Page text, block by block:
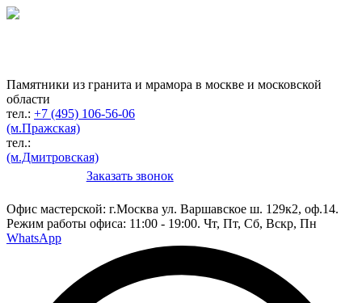
Памятники из гранита и мрамора в москве и московской
области
тел.: +7 (495) 106-56-06
(м.Пражская)
тел.:
(м.Дмитровская)
Заказать звонок
Офис мастерской: г.Москва ул. Варшавское ш. 129к2, оф.14.
Режим работы офиса: 11:00 - 19:00. Чт, Пт, Сб, Вскр, Пн
WhatsApp